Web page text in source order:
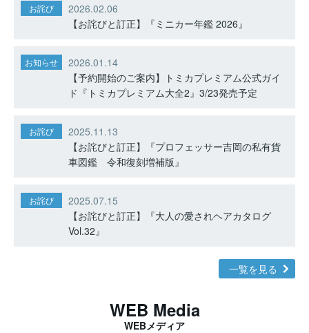
お詫び
2026.02.06
【お詫びと訂正】『ミニカー年鑑 2026』
お知らせ
2026.01.14
【予約開始のご案内】トミカプレミアム公式ガイ
ド『トミカプレミアム大全2』3/23発売予定
お詫び
2025.11.13
【お詫びと訂正】『プロフェッサー吉岡の私有貨
車図鑑 令和復刻増補版』
お詫び
2025.07.15
【お詫びと訂正】『大人の愛されヘアカタログ
Vol.32』
一覧を見る
WEB Media
WEBメディア